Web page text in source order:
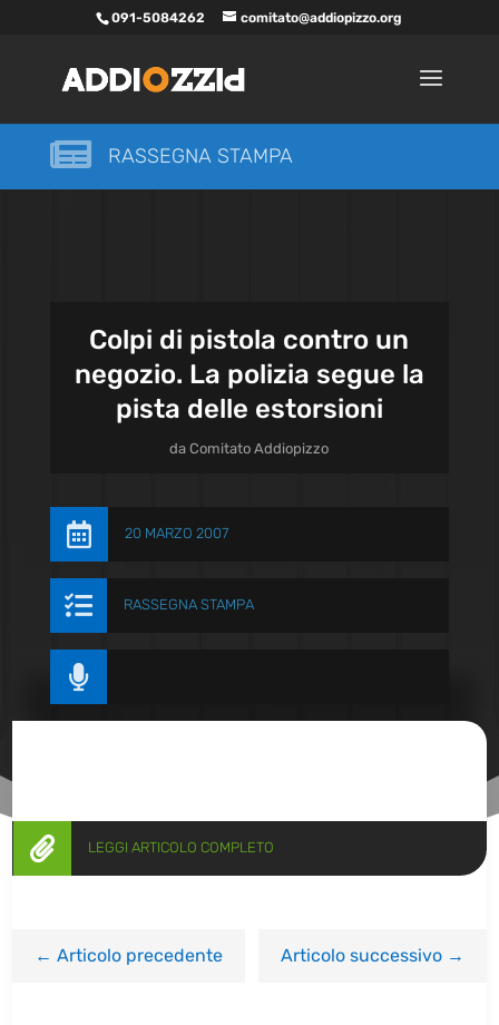
091-5084262 comitato@addiopizzo.org
 RASSEGNA STAMPA
Colpi di pistola contro un
negozio. La polizia segue la
pista delle estorsioni
daComitato Addiopizzo
 20 MARZO 2007
 RASSEGNA STAMPA

 LEGGI ARTICOLO COMPLETO
←Articolo precedente Articolo successivo→